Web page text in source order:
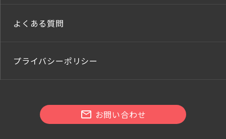
よくある質問
プライバシーポリシー
お問い合わせ